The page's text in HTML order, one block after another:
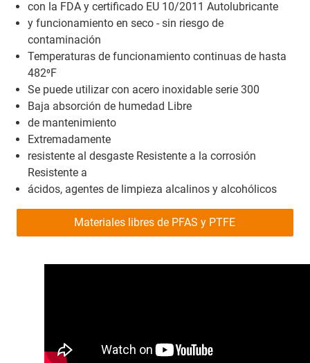
con la FDA y certificado EU 10/2011 Autolubricante
y funcionamiento en seco - sin riesgo de
contaminación
Temperaturas de funcionamiento continuas de hasta
482⁰F
Se puede utilizar con acero inoxidable serie 300
Baja absorción de humedad Libre
de mantenimiento
Extremadamente
resistente al desgaste Resistente a la corrosión
Resistente a
ácidos, agentes de limpieza alcalinos y alcohólicos
Materiales libres de PFAS y PTFE